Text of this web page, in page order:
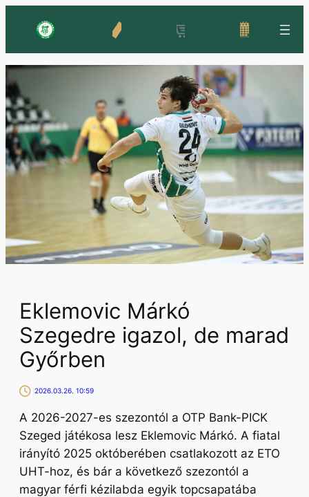
tartalomhoz
Eklemovic Márkó
Szegedre igazol, de marad
Győrben
2026.03.26. 10:59
A 2026-2027-es szezontól a OTP Bank-PICK
Szeged játékosa lesz Eklemovic Márkó. A fiatal
irányító 2025 októberében csatlakozott az ETO
UHT-hoz, és bár a következő szezontól a
magyar férfi kézilabda egyik topcsapatába